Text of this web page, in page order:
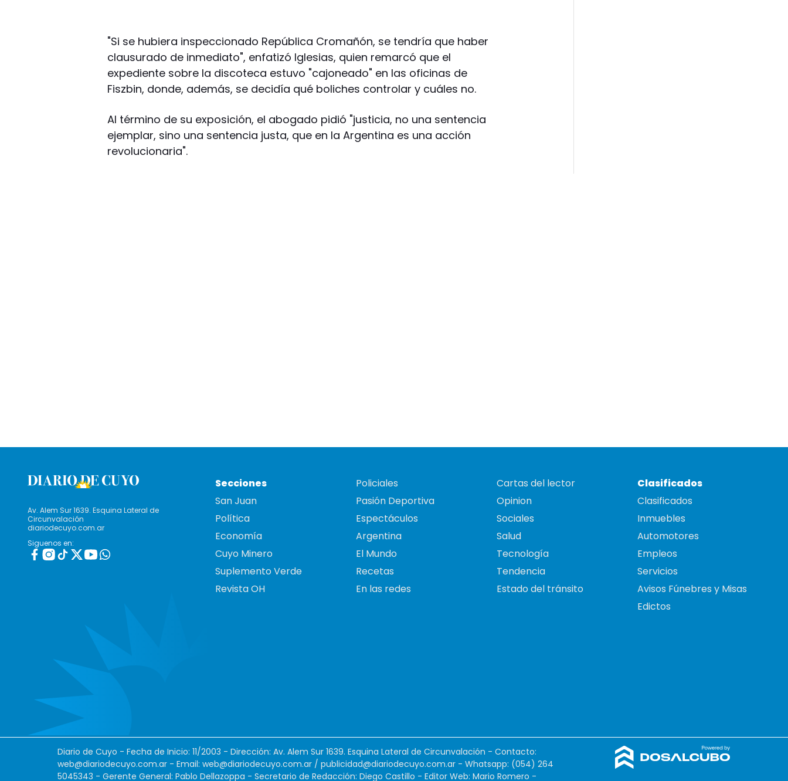
"Si se hubiera inspeccionado República Cromañón, se tendría que haber
clausurado de inmediato", enfatizó Iglesias, quien remarcó que el
expediente sobre la discoteca estuvo "cajoneado" en las oficinas de
Fiszbin, donde, además, se decidía qué boliches controlar y cuáles no.
Al término de su exposición, el abogado pidió "justicia, no una sentencia
ejemplar, sino una sentencia justa, que en la Argentina es una acción
revolucionaria".
Av. Alem Sur 1639. Esquina Lateral de
Circunvalación
diariodecuyo.com.ar
Siguenos en:
Secciones
San Juan
Política
Economía
Cuyo Minero
Suplemento Verde
Revista OH
Policiales
Pasión Deportiva
Espectáculos
Argentina
El Mundo
Recetas
En las redes
Cartas del lector
Opinion
Sociales
Salud
Tecnología
Tendencia
Estado del tránsito
Clasificados
Clasificados
Inmuebles
Automotores
Empleos
Servicios
Avisos Fúnebres y Misas
Edictos
Diario de Cuyo - Fecha de Inicio: 11/2003 - Dirección: Av. Alem Sur 1639. Esquina Lateral de Circunvalación - Contacto:
web@diariodecuyo.com.ar - Email: web@diariodecuyo.com.ar / publicidad@diariodecuyo.com.ar - Whatsapp: (054) 264
5045343 - Gerente General: Pablo Dellazoppa - Secretario de Redacción: Diego Castillo - Editor Web: Mario Romero -